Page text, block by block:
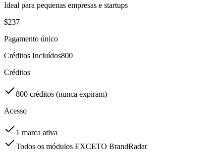
Ideal para pequenas empresas e startups
$237
Pagamento único
Créditos Incluídos800
Créditos
800 créditos (nunca expiram)
Acesso
1 marca ativa
Todos os módulos EXCETO BrandRadar